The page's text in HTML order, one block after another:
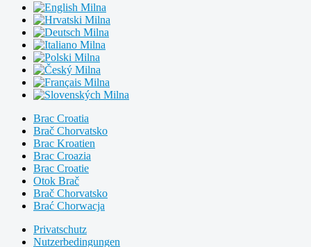
Milna
Milna
Milna
Milna
Milna
Milna
Milna
Milna
Brac Croatia
Brač Chorvatsko
Brac Kroatien
Brac Croazia
Brac Croatie
Otok Brač
Brač Chorvatsko
Brać Chorwacja
Privatschutz
Nutzerbedingungen